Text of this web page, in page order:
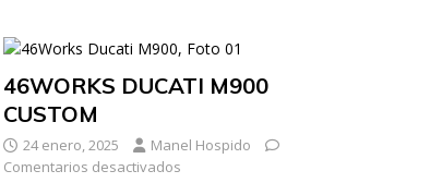
46WORKS DUCATI M900
CUSTOM
24 enero, 2025
Manel Hospido
Comentarios desactivados